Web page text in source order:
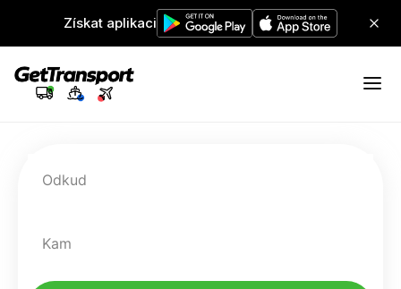
Získat aplikaci
Odkud
Kam